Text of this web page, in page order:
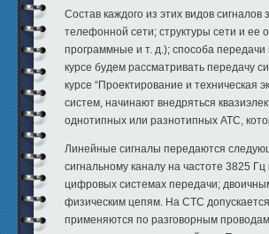
Состав каждого из этих видов
телефонной сети; структуры сети и ее
программные и т. д.); способа
курсе будем рассматривать передачу
курсе “Проектирование и
систем, начинают внедряться
однотипных или разнотипных АТС,
Линейные сигналы передаются
сигнальному каналу на частоте 3825
цифровых системах передачи;
физическим цепям. На СТС
применяются по разговорным